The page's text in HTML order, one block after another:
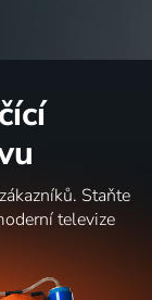
Staňte
televize